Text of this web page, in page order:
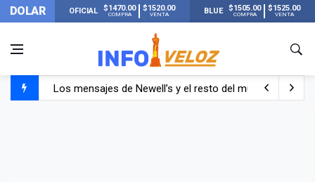
DOLAR OFICIAL $1470.00
COMPRA
$1520.00
VENTA BLUE $1505.00
COMPRA
$1525.00
VENTA
Los mensajes de Newell’s y el resto del mundo del